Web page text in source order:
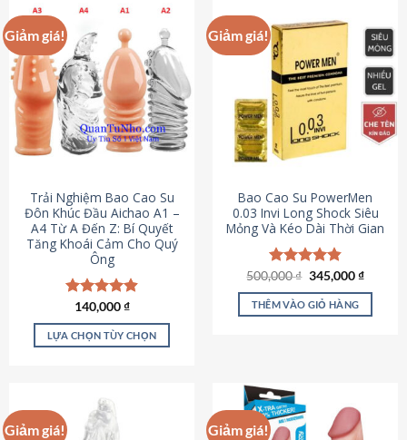
Giảm giá!
Trải Nghiệm Bao Cao Su
Đôn Khúc Đầu Aichao A1 –
A4 Từ A Đến Z: Bí Quyết
Tăng Khoái Cảm Cho Quý
Ông
Được xếp
hạng4.88
5 sao
140,000₫
LỰA CHỌN TÙY CHỌN
có
nhiều
Giảm giá!
Bao Cao Su PowerMen
0.03 Invi Long Shock Siêu
Mỏng Và Kéo Dài Thời Gian
Được xếp
hạng4.85
5 sao
500,000₫ Giá
là:
500,000 ₫.
345,000₫Giá
tại
THÊM VÀO GIỎ HÀNG
Giảm giá! Giảm giá!